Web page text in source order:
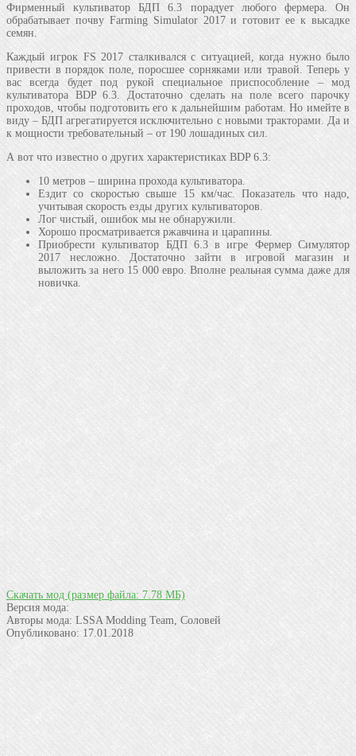
Фирменный культиватор БДП 6.3 порадует любого фермера. Он
обрабатывает почву Farming Simulator 2017 и готовит ее к высадке
семян.
Каждый игрок FS 2017 сталкивался с ситуацией, когда нужно было
привести в порядок поле, поросшее сорняками или травой. Теперь у
вас всегда будет под рукой специальное приспособление – мод
культиватора BDP 6.3. Достаточно сделать на поле всего парочку
проходов, чтобы подготовить его к дальнейшим работам. Но имейте в
виду – БДП агрегатируется исключительно с новыми тракторами. Да и
к мощности требовательный – от 190 лошадиных сил.
А вот что известно о других характеристиках BDP 6.3:
10 метров – ширина прохода культиватора.
Ездит со скоростью свыше 15 км/час. Показатель что надо,
учитывая скорость езды других культиваторов.
Лог чистый, ошибок мы не обнаружили.
Хорошо просматривается ржавчина и царапины.
Приобрести культиватор БДП 6.3 в игре Фермер Симулятор
2017 несложно. Достаточно зайти в игровой магазин и
выложить за него 15 000 евро. Вполне реальная сумма даже для
новичка.
Скачать мод (размер файла: 7.78 МБ)
Версия мода:
Авторы мода:LSSA Modding Team, Соловей
Опубликовано:17.01.2018